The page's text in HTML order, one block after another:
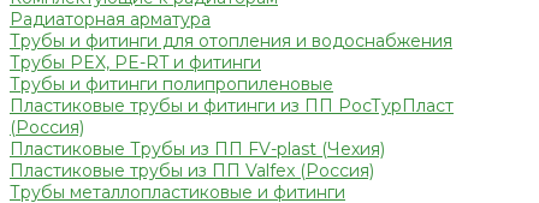
Радиаторная арматура
Трубы и фитинги для отопления и водоснабжения
Трубы PEX, PE-RT и фитинги
Трубы и фитинги полипропиленовые
Пластиковые трубы и фитинги из ПП РосТурПласт
(Россия)
Пластиковые Трубы из ПП FV-plast (Чехия)
Пластиковые трубы из ПП Valfex (Россия)
Трубы металлопластиковые и фитинги